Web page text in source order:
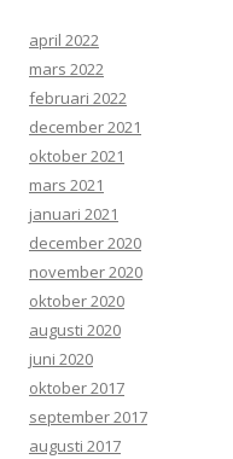
april 2022
mars 2022
februari 2022
december 2021
oktober 2021
mars 2021
januari 2021
december 2020
november 2020
oktober 2020
augusti 2020
juni 2020
oktober 2017
september 2017
augusti 2017